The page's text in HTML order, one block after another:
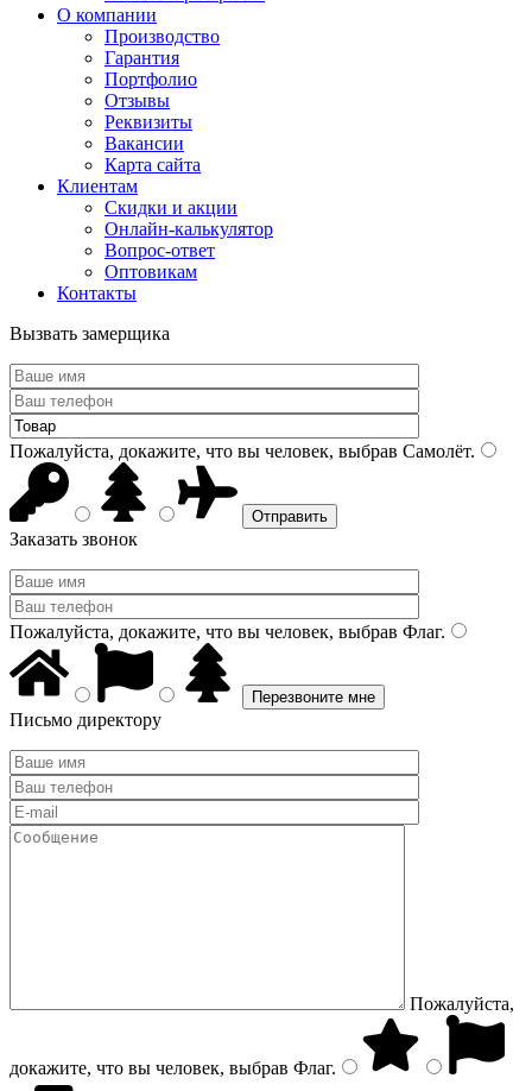
О компании
Производство
Гарантия
Портфолио
Отзывы
Реквизиты
Вакансии
Карта сайта
Клиентам
Скидки и акции
Онлайн-калькулятор
Вопрос-ответ
Оптовикам
Контакты
Вызвать замерщика
Пожалуйста, докажите, что вы человек, выбрав Самолёт.
Заказать звонок
Пожалуйста, докажите, что вы человек, выбрав Флаг.
Письмо директору
Пожалуйста,
докажите, что вы человек, выбрав Флаг.